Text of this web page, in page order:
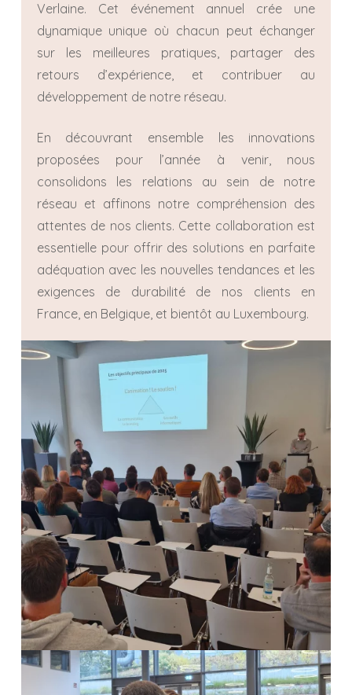
Verlaine. Cet événement annuel crée une
dynamique unique où chacun peut échanger
sur les meilleures pratiques, partager des
retours d’expérience, et contribuer au
développement de notre réseau.
En découvrant ensemble les innovations
proposées pour l’année à venir, nous
consolidons les relations au sein de notre
réseau et affinons notre compréhension des
attentes de nos clients. Cette collaboration est
essentielle pour offrir des solutions en parfaite
adéquation avec les nouvelles tendances et les
exigences de durabilité de nos clients en
France, en Belgique, et bientôt au Luxembourg.